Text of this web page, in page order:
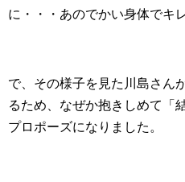
に・・・あのでかい身体でキ
で、その様子を見た川島さん
るため、なぜか抱きしめて「
プロポーズになりました。